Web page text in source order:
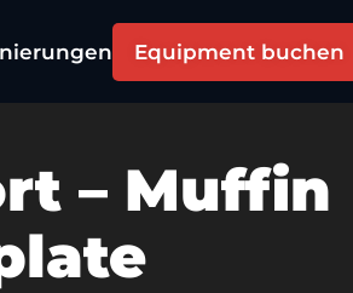
Equipment buchen
– Muffin